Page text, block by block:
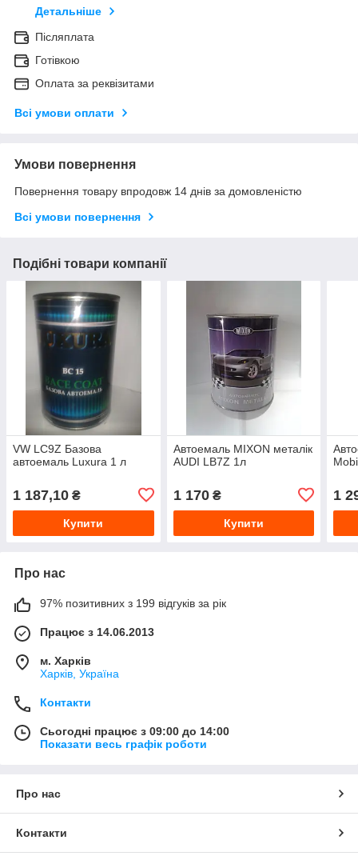
Детальніше
Післяплата
Готівкою
Оплата за реквізитами
Всі умови оплати
Умови повернення
Повернення товару впродовж 14 днів за домовленістю
Всі умови повернення
Подібні товари компанії
VW LC9Z Базова
автоемаль Luxura 1 л
1 187,10 ₴
Купити
Автоемаль MIXON металік
AUDI LB7Z 1л
1 170₴
Купити
1
Про нас
97% позитивних з 199 відгуків за рік
Працює з 14.06.2013
м. Харків
Харків, Україна
Контакти
Сьогодні працює з 09:00 до 14:00
Показати весь графік роботи
Про нас
Контакти